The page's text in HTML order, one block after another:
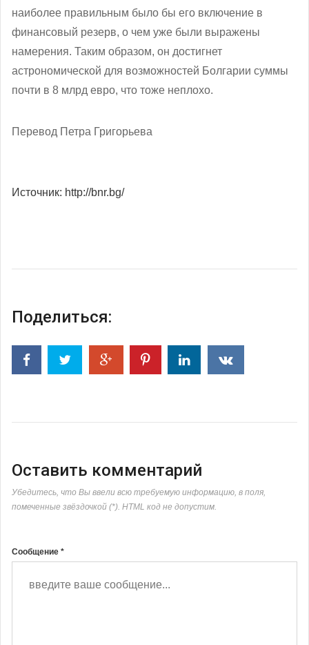
наиболее правильным было бы его включение в
финансовый резерв, о чем уже были выражены
намерения. Таким образом, он достигнет
астрономической для возможностей Болгарии суммы
почти в 8 млрд евро, что тоже неплохо.
Перевод Петра Григорьева
Источник: http://bnr.bg/
Поделиться:
Оставить комментарий
Убедитесь, что Вы ввели всю требуемую информацию, в поля,
помеченные звёздочкой (*). HTML код не допустим.
Сообщение *